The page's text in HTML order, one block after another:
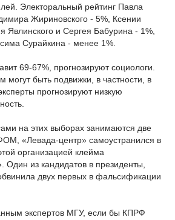
Электоральный рейтинг Павла
Жириновского - 5%, Ксении
Явлинского и Сергея Бабурина - 1%,
Сурайкина - менее 1%.
69-67%, прогнозируют социологи.
могут быть подвижки, в частности, в
прогнозируют низкую
на этих выборах занимаются две
«Левада-центр» самоустранился в
организацией клейма
Один из кандидатов в президенты,
двух первых в фальсификации
экспертов МГУ, если бы КПРФ